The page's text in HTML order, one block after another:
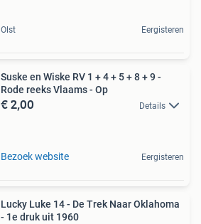
Olst Eergisteren
Suske en Wiske RV 1 + 4 + 5 + 8 + 9 -
Rode reeks Vlaams - Op
€ 2,00 Details
Bezoek website Eergisteren
Lucky Luke 14 - De Trek Naar Oklahoma
- 1e druk uit 1960